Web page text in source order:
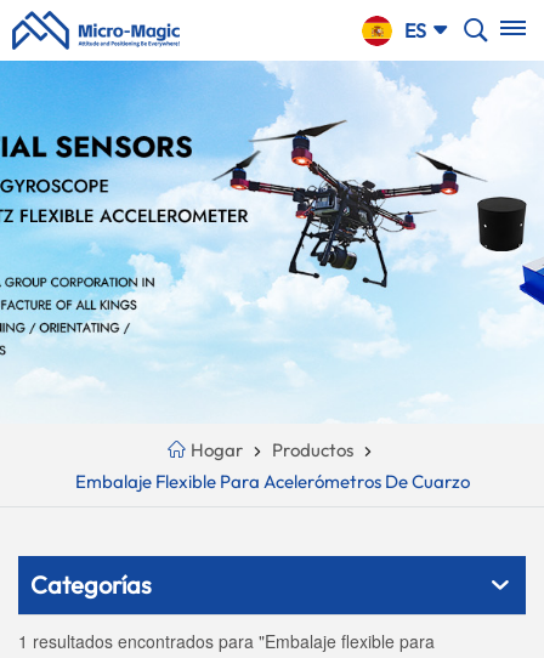
ES
English
русский
Español
Português
بالعربية
Hogar
Productos
Embalaje Flexible Para Acelerómetros De Cuarzo
Categorías
1 resultados encontrados para "Embalaje flexible para
CARRO
DE LA
COMPRA
Your
Cart
Empty!